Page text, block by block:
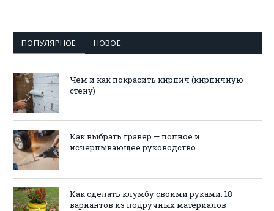
ПОПУЛЯРНОЕ НОВОЕ
Чем и как покрасить кирпич (кирпичную
стену)
Как выбрать гравер — полное и
исчерпывающее руководство
Как сделать клумбу своими руками: 18
вариантов из подручных материалов